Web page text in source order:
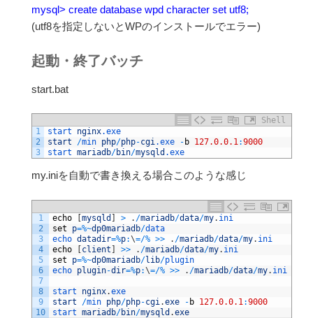
mysql> create database wpd character set utf8;
(utf8を指定しないとWPのインストールでエラー)
起動・終了バッチ
start.bat
Shell
1
2
3
start nginx.exe
start
/min php/php-cgi.exe - b 127.0.0.1:9000
start mariadb/bin/mysqld .exe
my.iniを自動で書き換える場合このような感じ
1
2
3
4
5
6
7
8
9
10
echo [mysqld ] > . /mariadb/data/my. ini
set
p=%~dp0mariadb/data
echo datadir=%p:\=/% >> . /mariadb/data/my. ini
echo
[client ] >> . /mariadb/data/my. ini
set
p=%~dp0mariadb/lib/plugin
echo plugin-dir=%p:\=/% >> . /mariadb/data/my. ini
start nginx.exe
start
/min php/php-cgi .exe - b 127.0.0.1 :9000
start mariadb/bin/mysqld .exe